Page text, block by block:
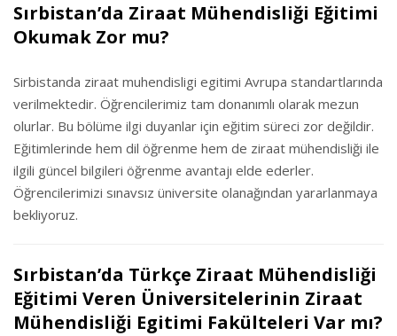
Sırbistan’da Ziraat Mühendisliği Eğitimi
Okumak Zor mu?
Sirbistanda ziraat muhendisligi egitimi Avrupa standartlarında
verilmektedir. Öğrencilerimiz tam donanımlı olarak mezun
olurlar. Bu bölüme ilgi duyanlar için eğitim süreci zor değildir.
Eğitimlerinde hem dil öğrenme hem de ziraat mühendisliği ile
ilgili güncel bilgileri öğrenme avantajı elde ederler.
Öğrencilerimizi sınavsız üniversite olanağından yararlanmaya
bekliyoruz.
Sırbistan’da Türkçe Ziraat Mühendisliği
Eğitimi Veren Üniversitelerinin Ziraat
Mühendisliği Egitimi Fakülteleri Var mı?